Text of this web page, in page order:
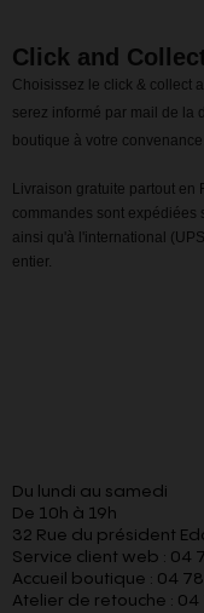
Click and
Choisissez le click & collect
serez informé par mail de la
boutique à votre convenance.
Livraison gratuite partout en
commandes sont expédiées
ainsi qu'à l'international
entier.
Du lundi au samedi
De 10h à 19h
32 Rue du président
Service client web : 04
Accueil boutique : 04
Atelier de retouche : 04